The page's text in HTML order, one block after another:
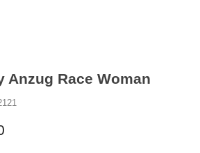
Anzug Race Woman